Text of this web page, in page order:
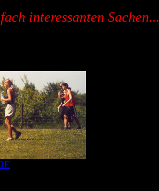
interessanten Sachen...